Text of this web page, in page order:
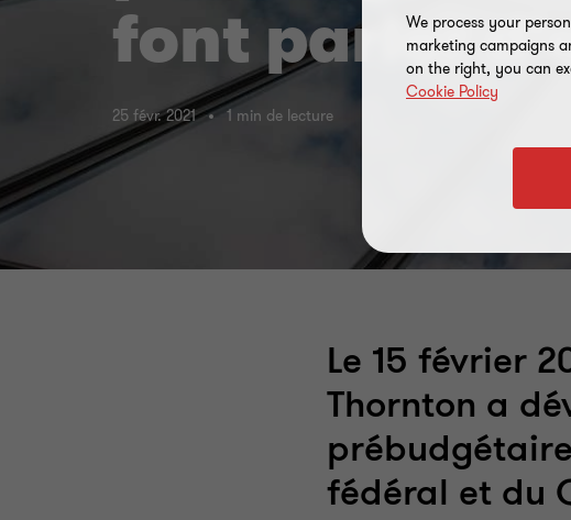
font parler
25 févr. 2021 1 min de lecture
Le 15 février
Thornton a
fédéral et du
We process your
marketing campaigns
on the right, you can
Cookie Policy